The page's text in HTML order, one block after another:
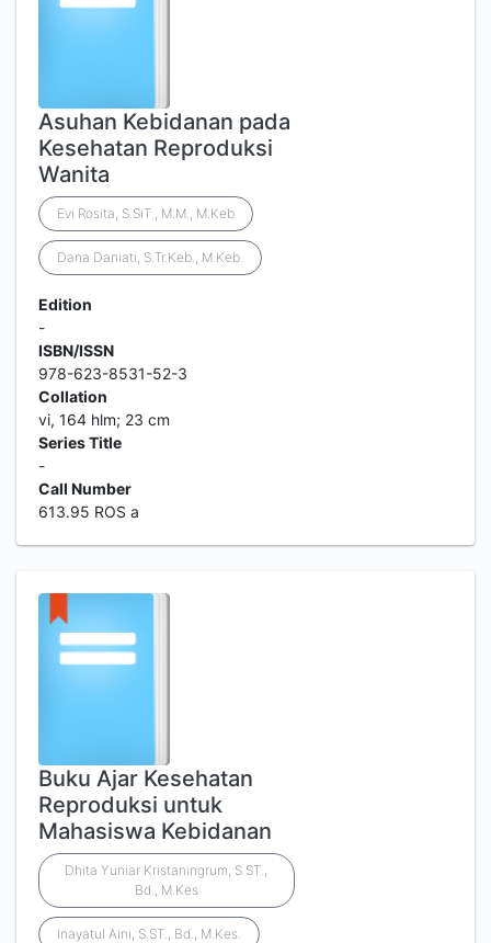
Asuhan Kebidanan pada
Kesehatan Reproduksi
Wanita
Evi Rosita, S.SiT., M.M., M.Keb
Dana Daniati, S.Tr.Keb., M.Keb.
Edition
-
ISBN/ISSN
978-623-8531-52-3
Collation
vi, 164 hlm; 23 cm
Series Title
-
Call Number
613.95 ROS a
Buku Ajar Kesehatan
Reproduksi untuk
Mahasiswa Kebidanan
Dhita Yuniar Kristaningrum, S.ST.,
Bd., M.Kes
Inayatul Aini, S.ST., Bd., M.Kes.